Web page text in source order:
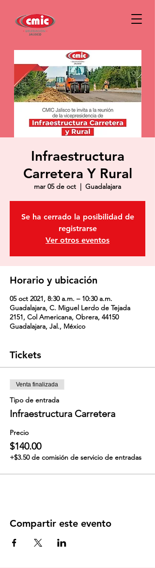
Infraestructura
Carretera Y Rural
mar 05 de oct
  |
Guadalajara
Se ha cerrado la posibilidad de
registrarse
Ver otros eventos
Horario y ubicación
05 oct 2021, 8:30 a.m. – 10:30 a.m.
Guadalajara, C. Miguel Lerdo de Tejada
2151, Col Americana, Obrera, 44150
Guadalajara, Jal., México
Tickets
Venta finalizada
Tipo de entrada
Infraestructura Carretera
Precio
$140.00
+$3.50 de comisión de servicio de entradas
Compartir este evento